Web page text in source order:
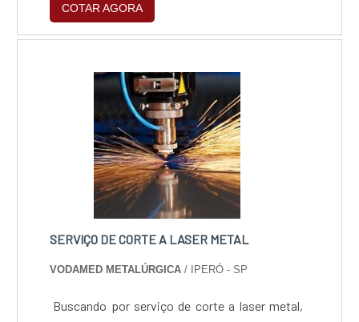
8mm em aço inox, 4mm em alumínio e 3mm
em latão.
COTAR AGORA
SERVIÇO DE CORTE A LASER METAL
VODAMED METALÚRGICA / IPERÓ - SP
Buscando por serviço de corte a laser metal,